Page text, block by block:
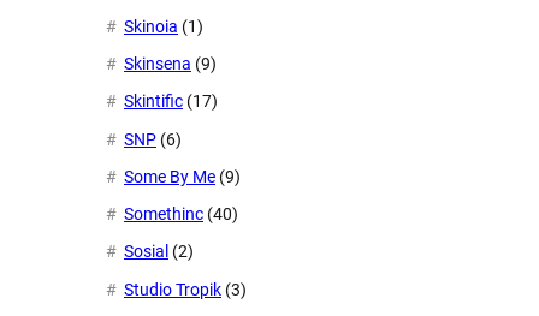
Skinoia (1)
Skinsena (9)
Skintific (17)
SNP (6)
Some By Me (9)
Somethinc (40)
Sosial (2)
Studio Tropik (3)